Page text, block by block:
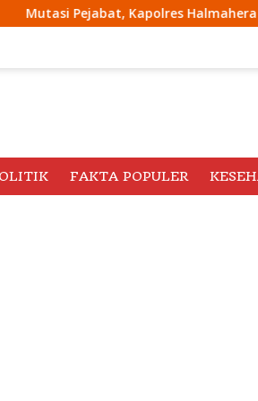
Halmahera Utara Tekankan
FAKTA POPULER